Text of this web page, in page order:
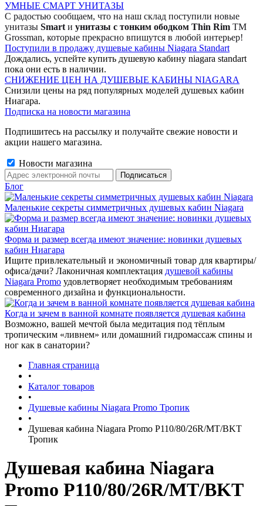
УМНЫЕ СМАРТ УНИТАЗЫ
С радостью сообщаем, что на наш склад поступили новые
унитазы Smart и унитазы с тонким ободком Thin Rim TM
Grossman, которые прекрасно впишутся в любой интерьер!
Поступили в продажу душевые кабины Niagara Standart
Дождались, успейте купить душевую кабину niagara standart
пока они есть в наличии.
СНИЖЕНИЕ ЦЕН НА ДУШЕВЫЕ КАБИНЫ NIAGARA
Снизили цены на ряд популярных моделей душевых кабин
Ниагара.
Подписка на новости магазина
Подпишитесь на рассылку и получайте свежие новости и
акции нашего магазина.
Новости магазина
Блог
Маленькие секреты симметричных душевых кабин Niagara
Форма и размер всегда имеют значение: новинки душевых
кабин Ниагара
Ищите привлекательный и экономичный товар для квартиры/
офиса/дачи? Лаконичная комплектация душевой кабины
Niagara Promo удовлетворяет необходимым требованиям
современного дизайна и функциональности.
Когда и зачем в ванной комнате появляется душевая кабина
Возможно, вашей мечтой была медитация под тёплым
тропическим «ливнем» или домашний гидромассаж спины и
ног как в санатории?
Главная страница
•
Каталог товаров
•
Душевые кабины Niagara Promo Тропик
•
Душевая кабина Niagara Promo P110/80/26R/MT/BKT
Тропик
Душевая кабина Niagara
Promo P110/80/26R/MT/BKT